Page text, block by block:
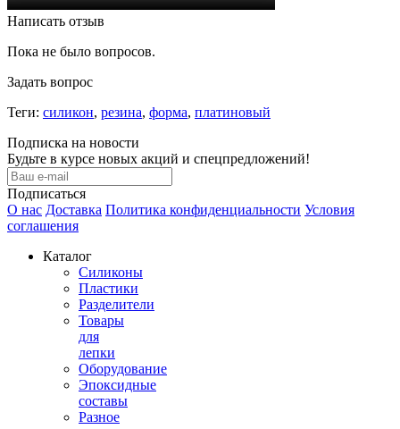
Написать отзыв
Пока не было вопросов.
Задать вопрос
Теги: силикон, резина, форма, платиновый
Подписка на новости
Будьте в курсе новых акций и спецпредложений!
Подписаться
О нас Доставка Политика конфиденциальности Условия
соглашения
Каталог
Силиконы
Пластики
Разделители
Товары
для
лепки
Оборудование
Эпоксидные
составы
Разное